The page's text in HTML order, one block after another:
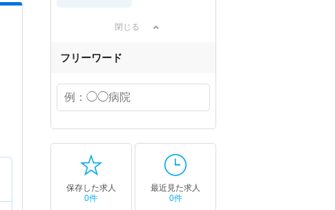
閉じる
フリーワード
保存した求人
0件
最近見た求人
0件